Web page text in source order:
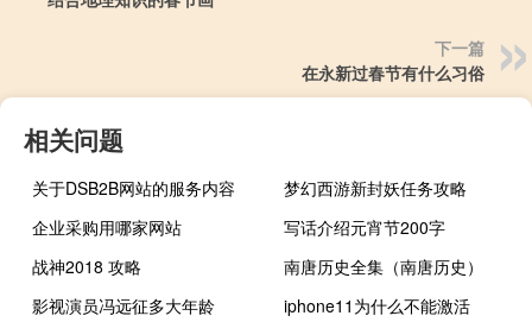
下一篇
在永新过春节有什么习俗
相关问题
关于DSB2B网站的服务内容
梦幻西游新封妖任务攻略
企业采购用哪家网站
写话介绍元宵节200字
战神2018 攻略
南唐历史全集（南唐历史）
影视演员冯远征多大年龄
iphone11为什么不能激活